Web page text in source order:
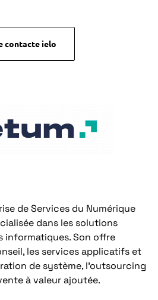
contacte ielo
de Services du Numérique
dans les solutions
informatiques. Son offre
les services applicatifs et
de système, l’outsourcing
à valeur ajoutée.